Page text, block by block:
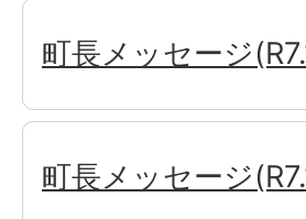
町長メッセージ
町長メッセージ